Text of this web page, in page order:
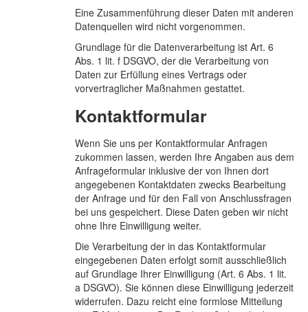
Eine Zusammenführung dieser Daten mit anderen
Datenquellen wird nicht vorgenommen.
Grundlage für die Datenverarbeitung ist Art. 6
Abs. 1 lit. f DSGVO, der die Verarbeitung von
Daten zur Erfüllung eines Vertrags oder
vorvertraglicher Maßnahmen gestattet.
Kontaktformular
Wenn Sie uns per Kontaktformular Anfragen
zukommen lassen, werden Ihre Angaben aus dem
Anfrageformular inklusive der von Ihnen dort
angegebenen Kontaktdaten zwecks Bearbeitung
der Anfrage und für den Fall von Anschlussfragen
bei uns gespeichert. Diese Daten geben wir nicht
ohne Ihre Einwilligung weiter.
Die Verarbeitung der in das Kontaktformular
eingegebenen Daten erfolgt somit ausschließlich
auf Grundlage Ihrer Einwilligung (Art. 6 Abs. 1 lit.
a DSGVO). Sie können diese Einwilligung jederzeit
widerrufen. Dazu reicht eine formlose Mitteilung